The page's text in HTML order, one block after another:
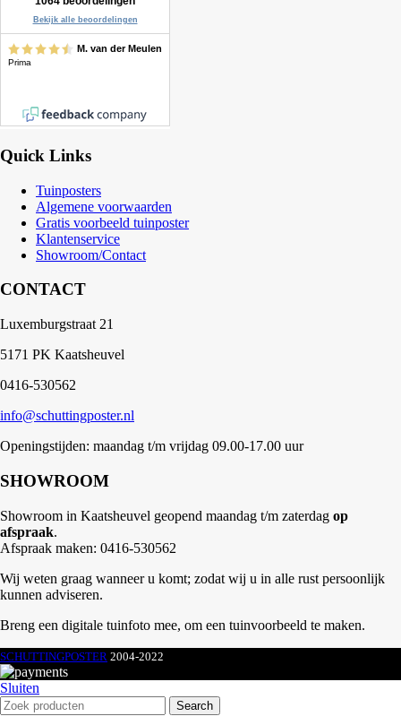
Quick Links
Tuinposters
Algemene voorwaarden
Gratis voorbeeld tuinposter
Klantenservice
Showroom/Contact
CONTACT
Luxemburgstraat 21
5171 PK Kaatsheuvel
0416-530562
info@schuttingposter.nl
Openingstijden: maandag t/m vrijdag 09.00-17.00 uur
SHOWROOM
Showroom in Kaatsheuvel geopend maandag t/m zaterdag op
afspraak.
Afspraak maken: 0416-530562
Wij weten graag wanneer u komt; zodat wij u in alle rust persoonlijk
kunnen adviseren.
Breng een digitale tuinfoto mee, om een tuinvoorbeeld te maken.
SCHUTTINGPOSTER 2004-2022
Sluiten
Search